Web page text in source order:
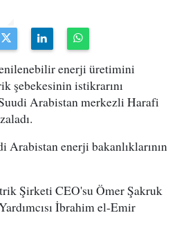
enerji üretimini
şebekesinin istikrarını
Arabistan merkezli Harafi
Arabistan enerji bakanlıklarının
Şirketi CEO'su Ömer Şakruk
İbrahim el-Emir